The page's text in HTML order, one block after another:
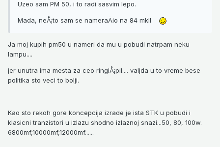
Uzeo sam PM 50, i to radi sasvim lepo.
Mada, neÅ¡to sam se nameraÄio na 84 mkII
Ja moj kupih pm50 u nameri da mu u pobudi natrpam neku
lampu....
jer unutra ima mesta za ceo ringiÅ¡pil.... valjda u to vreme bese
politika sto veci to bolji.
Kao sto rekoh gore koncepcija izrade je ista STK u pobudi i
klasicni tranzistori u izlazu shodno izlaznoj snazi...50, 80, 100w.
6800mf,10000mf,12000mf......